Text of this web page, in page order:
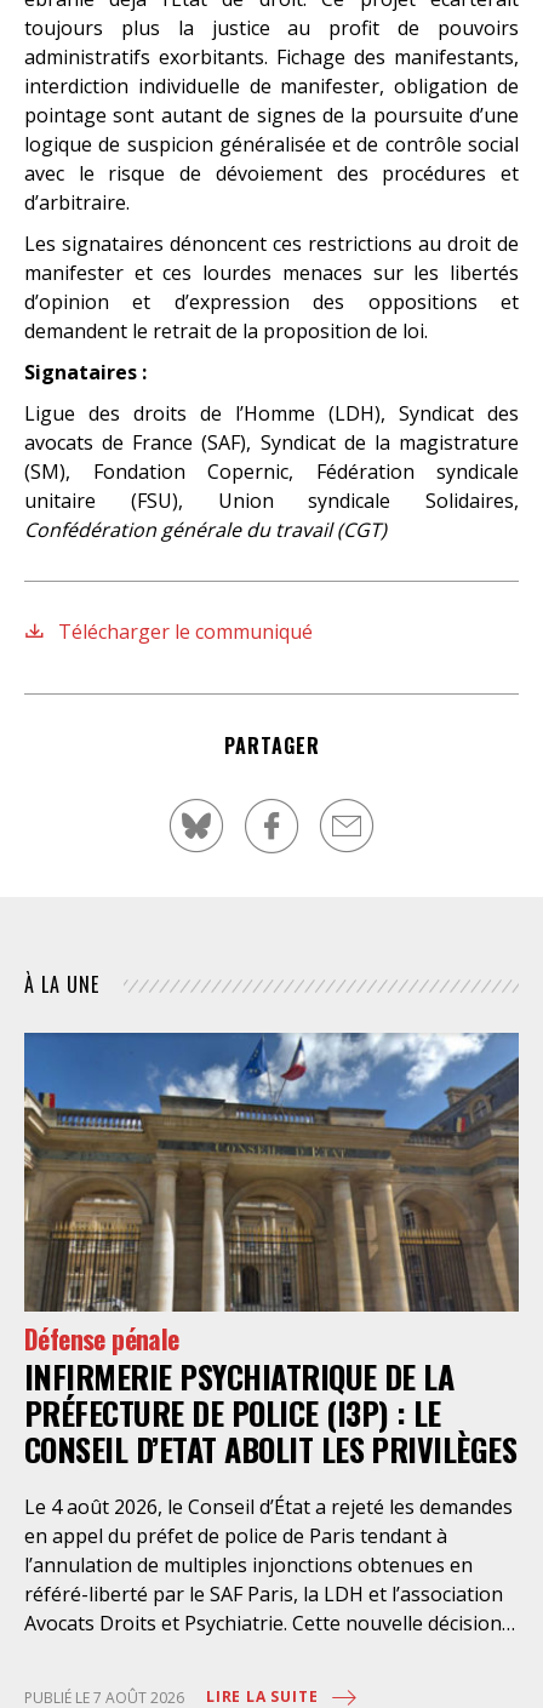
toujours plus la justice au profit de pouvoirs
administratifs exorbitants. Fichage des manifestants,
interdiction individuelle de manifester, obligation de
pointage sont autant de signes de la poursuite d’une
logique de suspicion généralisée et de contrôle social
avec le risque de dévoiement des procédures et
d’arbitraire.
Les signataires dénoncent ces restrictions au droit de
manifester et ces lourdes menaces sur les libertés
d’opinion et d’expression des oppositions et
demandent le retrait de la proposition de loi.
Signataires :
Ligue des droits de l’Homme (LDH), Syndicat des
avocats de France (SAF), Syndicat de la magistrature
(SM), Fondation Copernic, Fédération syndicale
unitaire (FSU), Union syndicale Solidaires,
Confédération générale du travail (CGT)
Télécharger le communiqué
PARTAGER
À LA UNE
Défense pénale
INFIRMERIE PSYCHIATRIQUE DE LA
PRÉFECTURE DE POLICE (I3P) : LE
CONSEIL D’ETAT ABOLIT LES PRIVILÈGES
Le 4 août 2026, le Conseil d’État a rejeté les demandes
en appel du préfet de police de Paris tendant à
l’annulation de multiples injonctions obtenues en
référé-liberté par le SAF Paris, la LDH et l’association
Avocats Droits et Psychiatrie. Cette nouvelle décision
personnes retenues à l’infirmerie psychiatrique de la
PUBLIÉ LE 7 AOÛT 2026 LIRE LA SUITE